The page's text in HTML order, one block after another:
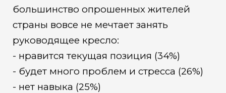
большинство опрошенных жителей
страны вовсе не мечтает занять
руководящее кресло:
- нравится текущая позиция (34%)
- будет много проблем и стресса (26%)
- нет навыка (25%)